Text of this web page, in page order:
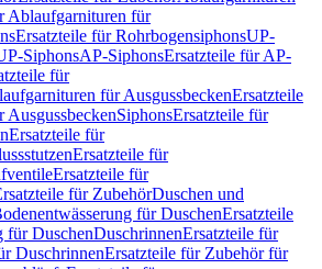
Ablaufgarnituren für
Ersatzteile für RohrbogensiphonsUP-
SiphonsAP-SiphonsErsatzteile für AP-
für
für AusgussbeckenErsatzteile
SiphonsErsatzteile für
Ersatzteile für
Ersatzteile für
Ersatzteile für
für ZubehörDuschen und
für DuschenErsatzteile
für DuschenDuschrinnenErsatzteile für
DuschrinnenErsatzteile für Zubehör für